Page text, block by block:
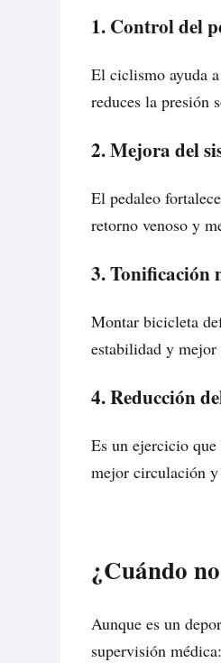
1. Control del
El ciclismo ayuda
reduces la presión
2. Mejora del
El pedaleo
retorno venoso y
3. Tonificación
Montar bicicleta
estabilidad y mejor
4. Reducción
Es un ejercicio
mejor circulación
¿Cuándo
Aunque es un
supervisión médica: